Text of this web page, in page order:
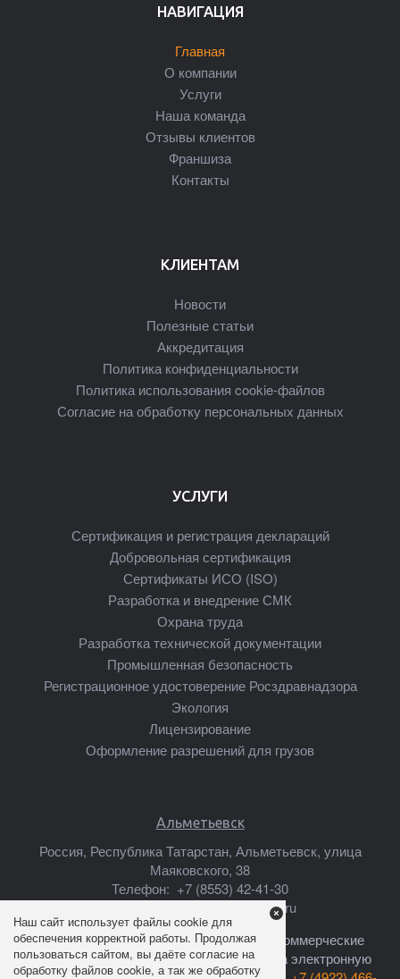
НАВИГАЦИЯ
Главная
О компании
Услуги
Наша команда
Отзывы клиентов
Франшиза
Контакты
КЛИЕНТАМ
Новости
Полезные статьи
Аккредитация
Политика конфиденциальности
Политика использования cookie-файлов
Согласие на обработку персональных данных
УСЛУГИ
Сертификация и регистрация деклараций
Добровольная сертификация
Сертификаты ИСО (ISO)
Разработка и внедрение СМК
Охрана труда
Разработка технической документации
Промышленная безопасность
Регистрационное удостоверение Росздравнадзора
Экология
Лицензирование
Оформление разрешений для грузов
Альметьевск
Россия, Республика Татарстан, Альметьевск, улица
Маяковского, 38
Телефон: +7 (8553) 42-41-30
Почта:almetyevsk@mscsert.ru
Ваши предложения о сотрудничестве, коммерческие
предложения, прайс-листы высылайте на электронную
Наш сайт использует файлы cookie для
обеспечения корректной работы. Продолжая
пользоваться сайтом, вы даёте согласие на
обработку файлов cookie, а так же обработку